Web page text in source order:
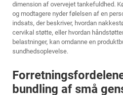
dimension af overvejet tankefuldhed.
og modtagere nyder følelsen af en
indsats, der beskriver, hvordan
cervikal støtte, eller hvordan
belastninger, kan omdanne en
sundhedsoplevelse.
bundling af små